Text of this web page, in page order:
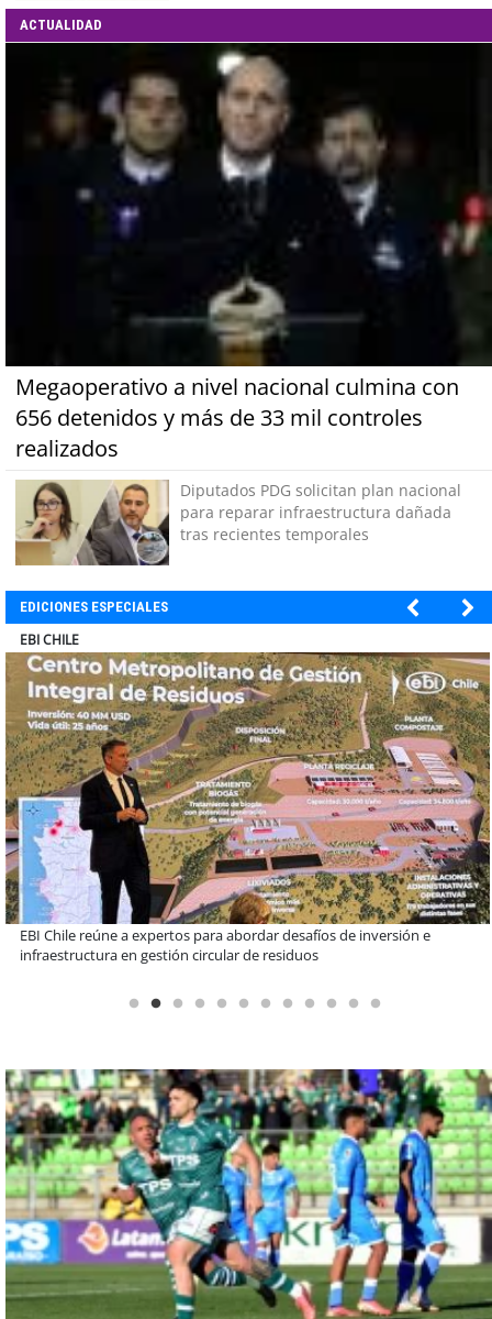
ACTUALIDAD
Megaoperativo a nivel nacional culmina con
656 detenidos y más de 33 mil controles
realizados
Diputados PDG solicitan plan nacional
para reparar infraestructura dañada
tras recientes temporales
EDICIONES ESPECIALES
SOPRAVAL
Más de 1.600 alumnos han sido parte de programa Súper Sano de
Sopraval en lo que va del año